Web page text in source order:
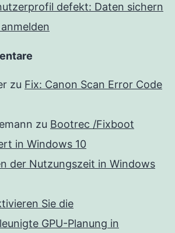
defekt: Daten sichern
zu Fix: Canon Scan Error Code
zu Bootrec /Fixboot
in Windows 10
der Nutzungszeit in Windows
Sie die
GPU-Planung in